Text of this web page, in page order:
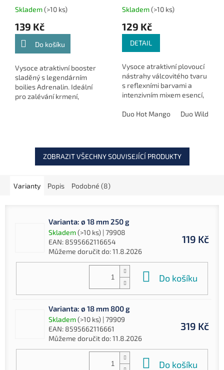
Skladem(>10 ks)
139 Kč
Do košíku
Vysoce atraktivní booster
sladěný s legendárním
boilies Adrenalin. Ideální
pro zalévání krmení,
Skladem(>10 ks)
129 Kč
DETAIL
Vysoce atraktivní plovoucí
nástrahy válcovitého tvaru
s reflexními barvami a
intenzivním mixem esencí,
vycházky, závody a chladné
Duo Hot Mango Duo Wild
ZOBRAZIT VŠECHNY SOUVISEJÍCÍ PRODUKTY
Varianty Popis Podobné (8)
Varianta: ø 18 mm 250 g
Skladem(>10 ks) | 79908
EAN: 8595662116654
Můžeme doručit do:11.8.2026
119 Kč
Do košíku
Varianta: ø 18 mm 800 g
Skladem(>10 ks) | 79909
EAN: 8595662116661
Můžeme doručit do:11.8.2026
319 Kč
Do košíku